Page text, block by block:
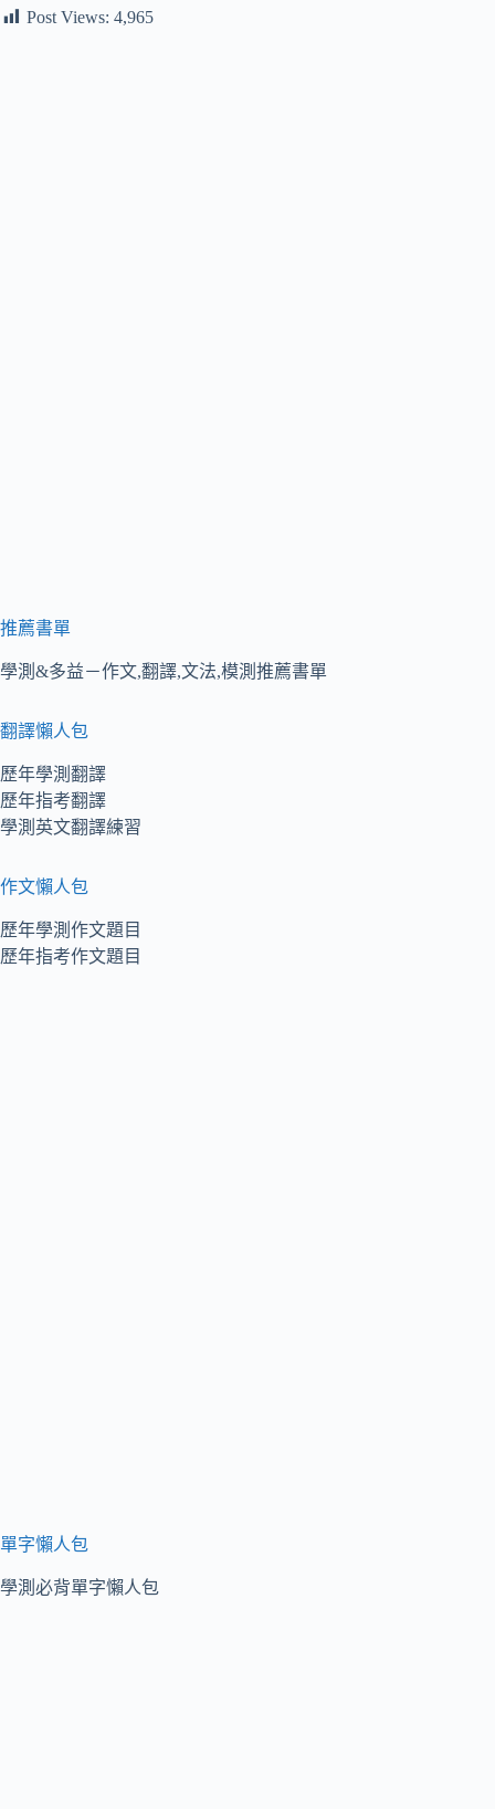
Post Views: 4,965
推薦書單
學測&多益－作文,翻譯,文法,模測推薦書單
翻譯懶人包
歷年學測翻譯
歷年指考翻譯
學測英文翻譯練習
作文懶人包
歷年學測作文題目
歷年指考作文題目
單字懶人包
學測必背單字懶人包